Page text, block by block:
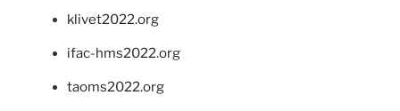
klivet2022.org
ifac-hms2022.org
taoms2022.org